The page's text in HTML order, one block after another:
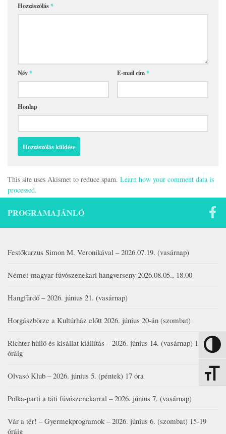
Nagy
Hozzászólás*
Név* E-mail cím*
Honlap
This site uses Akismet to reduce spam. Learn how your comment data is
processed.
PROGRAMAJÁNLÓ
Festőkurzus Simon M. Veronikával – 2026.07.19. (vasárnap)
Német-magyar fúvószenekari hangverseny 2026.08.05., 18.00
Hangfürdő – 2026. június 21. (vasárnap)
Horgászbörze a Kultúrház előtt 2026. június 20-án (szombat)
Richter hüllő és kisállat kiállítás – 2026. június 14. (vasárnap) 15-17
óráig
Olvasó Klub – 2026. június 5. (péntek) 17 óra
Polka-parti a táti fúvószenekarral – 2026. június 7. (vasárnap)
Vár a tér! – Gyermekprogramok – 2026. június 6. (szombat) 15-19
óráig